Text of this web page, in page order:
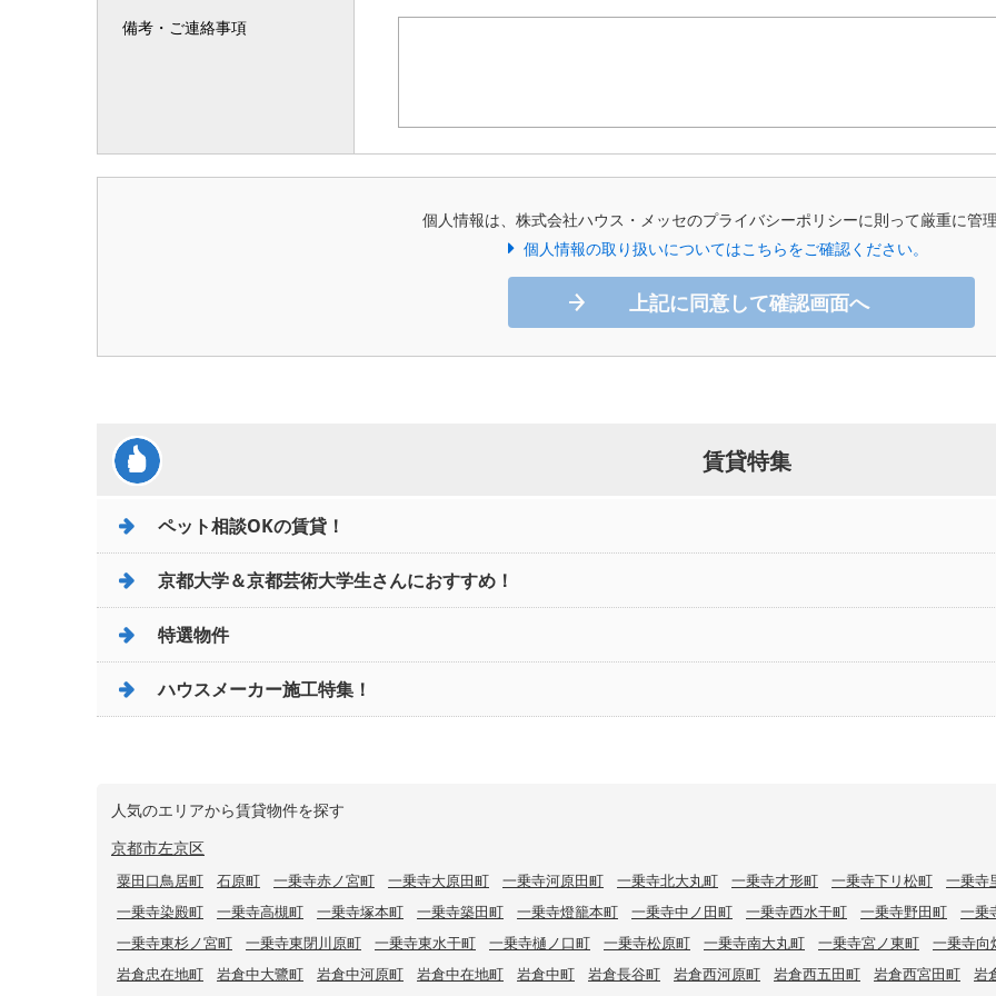
備考・ご連絡事項
個人情報は、株式会社ハウス・メッセのプライバシーポリシーに則って厳重に管理
個人情報の取り扱いについてはこちらをご確認ください。
上記に同意して確認画面へ
賃貸特集
ペット相談OKの賃貸！
京都大学＆京都芸術大学生さんにおすすめ！
特選物件
ハウスメーカー施工特集！
人気のエリアから賃貸物件を探す
京都市左京区
粟田口鳥居町 石原町 一乗寺赤ノ宮町 一乗寺大原田町 一乗寺河原田町 一乗寺北大丸町 一乗寺才形町 一乗寺下リ松町 一乗寺
一乗寺染殿町
一乗寺高槻町 一乗寺塚本町 一乗寺築田町 一乗寺燈籠本町 一乗寺中ノ田町 一乗寺西水干町 一乗寺野田町 一乗
一乗寺東杉ノ宮町
一乗寺東閉川原町 一乗寺東水干町 一乗寺樋ノ口町 一乗寺松原町 一乗寺南大丸町 一乗寺宮ノ東町 一乗寺向
岩倉忠在地町
岩倉中大鷺町 岩倉中河原町 岩倉中在地町 岩倉中町 岩倉長谷町 岩倉西河原町 岩倉西五田町 岩倉西宮田町 岩